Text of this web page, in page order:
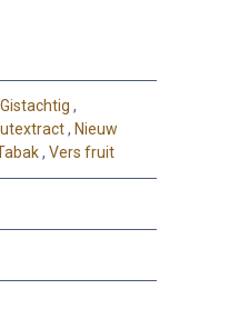
Gistachtig ,
, Nieuw
, Vers fruit